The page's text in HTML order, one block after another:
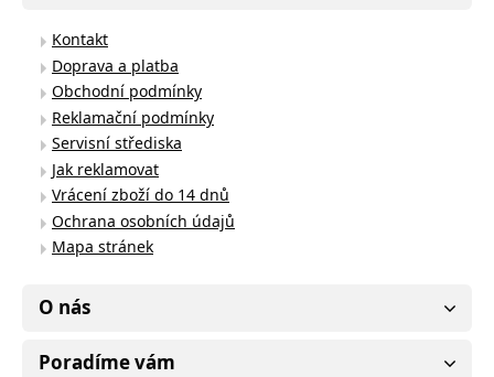
Kontakt
Doprava a platba
Obchodní podmínky
Reklamační podmínky
Servisní střediska
Jak reklamovat
Vrácení zboží do 14 dnů
Ochrana osobních údajů
Mapa stránek
O nás
Poradíme vám